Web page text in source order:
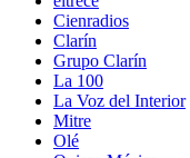
Cienradios
Clarín
Grupo Clarín
La 100
La Voz del Interior
Mitre
Olé